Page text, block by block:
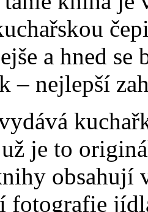
a hned
– nejlepší
je to
obsahují
fotografie